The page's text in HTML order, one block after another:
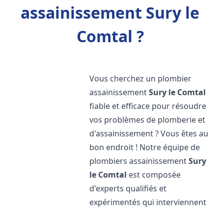
assainissement Sury le
Comtal ?
Vous cherchez un plombier
assainissementSury le Comtal
fiable et efficace pour résoudre
vos problèmes de plomberie et
d'assainissement ? Vous êtes au
bon endroit ! Notre équipe de
plombiers assainissementSury
le Comtal est composée
d'experts qualifiés et
expérimentés qui interviennent